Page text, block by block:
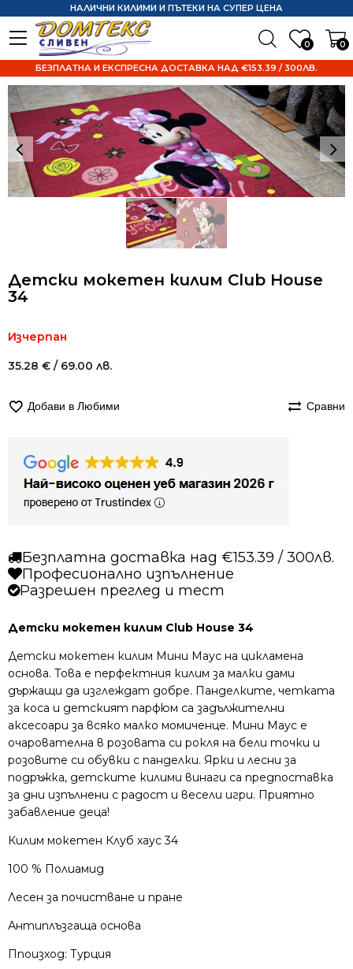
0 0
НАЛИЧНИ КИЛИМИ И ПЪТЕКИ НА СУПЕР ЦЕНА
БЕЗПЛАТНА И ЕКСПРЕСНА ДОСТАВКА НАД €153.39 / 300ЛВ.
Детски мокетен килим Club House
34
Изчерпан
35.28 € / 69.00 лв.
Добави в Любими Сравни
Безплатна доставка над €153.39 / 300лв.
Професионално изпълнение
Разрешен преглед и тест
Детски мокетен килим Club House 34
Детски мокетен килим Мини Маус на цикламена
основа. Това е перфектния килим за малки дами
държащи да изглеждат добре. Панделките, четката
за коса и детският парфюм са задължителни
аксесоари за всяко малко момиченце. Мини Маус е
очарователна в розовата си рокля на бели точки и
розовите си обувки с панделки. Ярки и лесни за
подръжка, детските килими винаги са предпоставка
за дни изпълнени с радост и весели игри. Приятно
забавление деца!
Килим мокетен Клуб хаус 34
100 % Полиамид
Лесен за почистване и пране
Антиплъзгаща основа
Ппоизход: Турция